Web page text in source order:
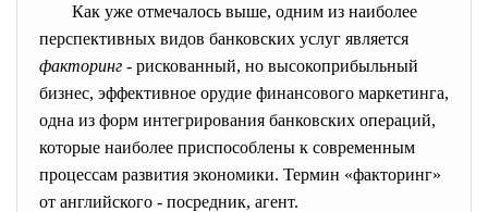
Как уже отмечалось выше, одним из наиболее
перспективных видов банковских услуг является
факторинг - рискованный, но высокоприбыльный
бизнес, эффективное орудие финансового маркетинга,
одна из форм интегрирования банковских операций,
которые наиболее приспособлены к современным
процессам развития экономики. Термин «факторинг»
от английского - посредник, агент.